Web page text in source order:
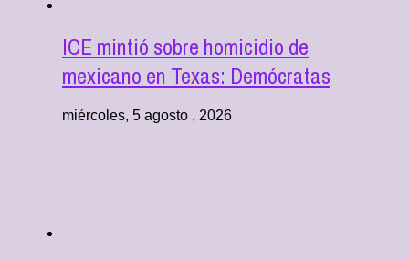
ICE mintió sobre homicidio de
mexicano en Texas: Demócratas
miércoles, 5 agosto , 2026